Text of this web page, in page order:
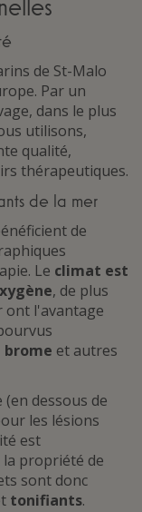
de St-Malo
Par un
dans le plus
utilisons,
qualité,
thérapeutiques.
de la mer
de
Le climat est
, de plus
ont l'avantage
brome et autres
dessous de
les lésions
est
propriété de
sont donc
tonifiants.